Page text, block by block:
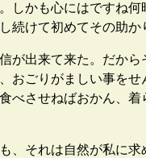
しかも心にはですね
続けて初めてその助か
出来て来た。だか
おごりがましい事を
べさせねばおかん、
それは自然が私に